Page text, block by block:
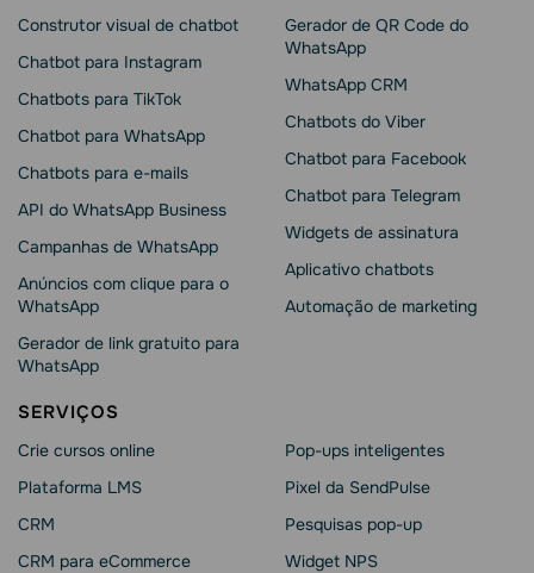
Construtor visual de chatbot
Chatbot para Instagram
Chatbots para TikTok
Chatbot para WhatsApp
Chatbots para e-mails
API do WhatsApp Business
Campanhas de WhatsApp
Anúncios com clique para o
WhatsApp
Gerador de link gratuito para
WhatsApp
Gerador de QR Code do
WhatsApp
WhatsApp CRM
Chatbots do Viber
Chatbot para Facebook
Chatbot para Telegram
Widgets de assinatura
Aplicativo chatbots
Automação de marketing
SERVIÇOS
Crie cursos online
Plataforma LMS
CRM
CRM para eCommerce
Pop-ups inteligentes
Pixel da SendPulse
Pesquisas pop-up
Widget NPS